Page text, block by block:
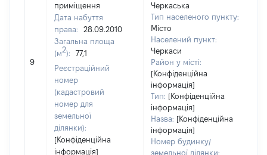
9
приміщення
Дата набуття
права:
28.09.2010
Загальна площа
(м2):
77,1
Реєстраційний
номер
(кадастровий
номер для
земельної
ділянки):
[Конфіденційна
інформація]
Черкаська
Тип населеного пункту:
Місто
Населений пункт:
Черкаси
Район у місті:
[Конфіденційна
інформація]
Тип: [Конфіденційна
інформація]
Назва: [Конфіденційна
інформація]
Номер будинку/
земельної ділянки: